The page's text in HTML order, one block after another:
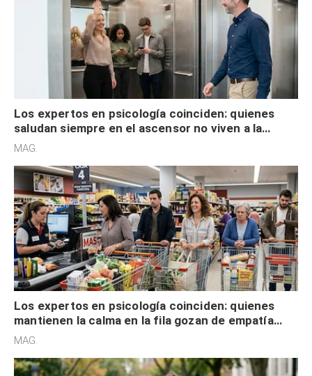
Los expertos en psicología coinciden: quienes
saludan siempre en el ascensor no viven a la
defensiva y tienen apertura social
MAG.
Los expertos en psicología coinciden: quienes
mantienen la calma en la fila gozan de empatía
cognitiva, gratitud y no solo tienen autocontrol
MAG.